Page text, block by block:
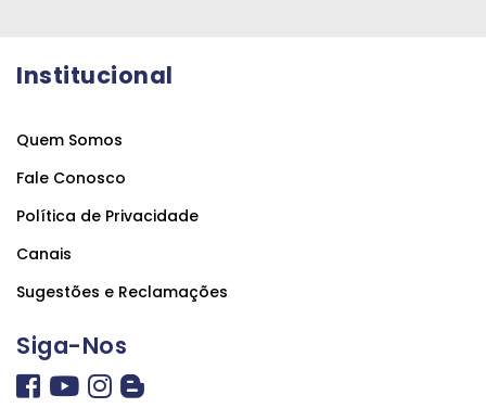
Institucional
Quem Somos
Fale Conosco
Política de Privacidade
Canais
Sugestões e Reclamações
Siga-Nos